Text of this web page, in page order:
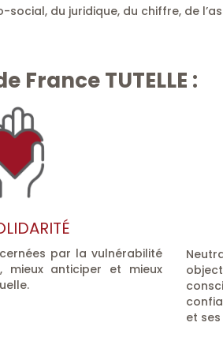
social, du juridique, du chiffre, de
France TUTELLE :
par la vulnérabilité
mieux anticiper et mieux
et